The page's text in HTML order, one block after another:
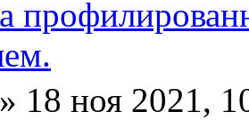
» 18 ноя 2021,